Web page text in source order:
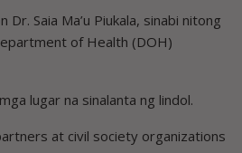
Saia Ma’u Piukala, sinabi nitong
of Health (DOH)
lugar na sinalanta ng lindol.
at civil society organizations